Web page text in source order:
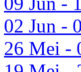
02 Jun -
26 Mei -